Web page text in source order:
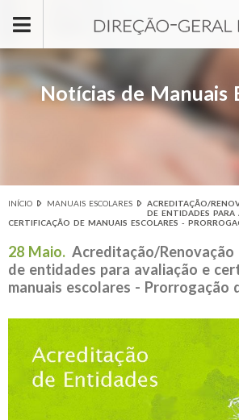
Notícias de Manuais
Está aqui
INÍCIO MANUAIS ESCOLARES
ACREDITAÇÃO/
DE ENTIDADES PARA
CERTIFICAÇÃO DE MANUAIS ESCOLARES -
28 Maio. Acreditação/
de entidades para avaliação e
manuais escolares - Prorrogação